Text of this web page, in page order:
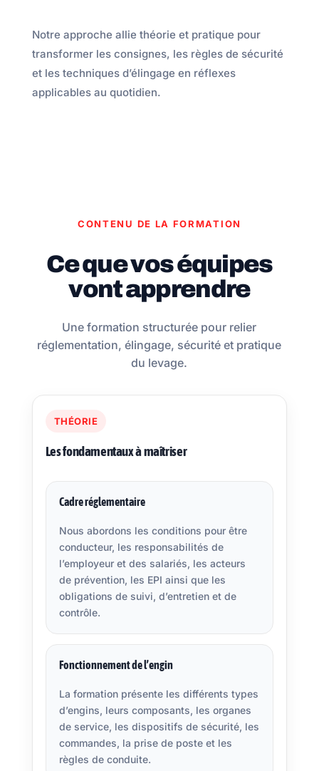
Notre approche allie théorie et pratique pour
transformer les consignes, les règles de sécurité
et les techniques d’élingage en réflexes
applicables au quotidien.
CONTENU DE LA FORMATION
Ce que vos équipes
vont apprendre
Une formation structurée pour relier
réglementation, élingage, sécurité et pratique
du levage.
THÉORIE
Les fondamentaux à maîtriser
Cadre réglementaire
Nous abordons les conditions pour être
conducteur, les responsabilités de
l’employeur et des salariés, les acteurs
de prévention, les EPI ainsi que les
obligations de suivi, d’entretien et de
contrôle.
Fonctionnement de l’engin
La formation présente les différents types
d’engins, leurs composants, les organes
de service, les dispositifs de sécurité, les
commandes, la prise de poste et les
règles de conduite.